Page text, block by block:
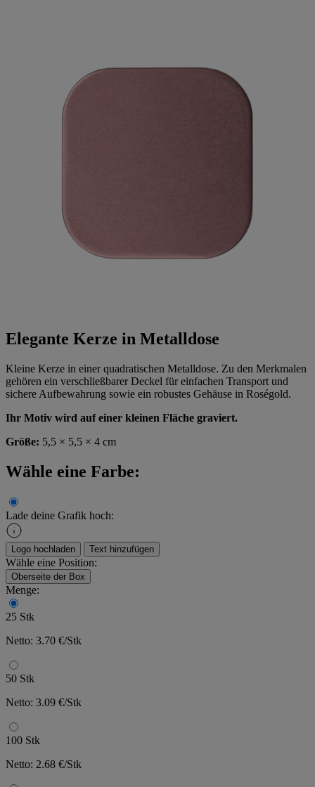
Elegante Kerze in Metalldose
Kleine Kerze in einer quadratischen Metalldose. Zu den Merkmalen
gehören ein verschließbarer Deckel für einfachen Transport und
sichere Aufbewahrung sowie ein robustes Gehäuse in Roségold.
Ihr Motiv wird auf einer kleinen Fläche graviert.
Größe: 5,5 × 5,5 × 4 cm
Wähle eine Farbe:
Lade deine Grafik hoch:
Logo hochladen Text hinzufügen
Wähle eine Position:
Oberseite der Box
Menge:
25 Stk
Netto: 3.70 €/Stk
50 Stk
Netto: 3.09 €/Stk
100 Stk
Netto: 2.68 €/Stk